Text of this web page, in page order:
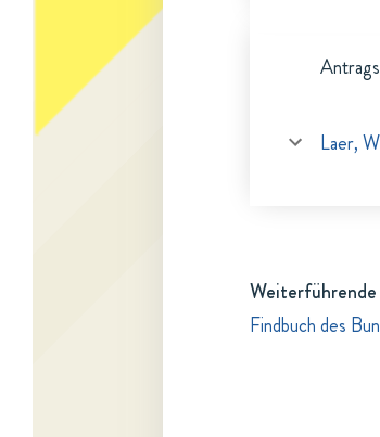
Laer,
Findbuch des